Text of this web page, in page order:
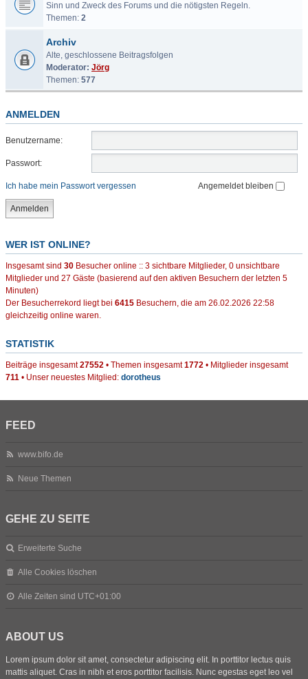
Sinn und Zweck des Forums und die nötigsten Regeln.
Themen: 2
Archiv
Alte, geschlossene Beitragsfolgen
Moderator: Jörg
Themen: 577
ANMELDEN
Benutzername:
Passwort:
Ich habe mein Passwort vergessen Angemeldet bleiben
WER IST ONLINE?
Insgesamt sind 30 Besucher online :: 3 sichtbare Mitglieder, 0 unsichtbare
Mitglieder und 27 Gäste (basierend auf den aktiven Besuchern der letzten 5
Minuten)
Der Besucherrekord liegt bei 6415 Besuchern, die am 26.02.2026 22:58
gleichzeitig online waren.
STATISTIK
Beiträge insgesamt27552 • Themen insgesamt1772 • Mitglieder insgesamt
711 • Unser neuestes Mitglied: dorotheus
FEED
www.bifo.de
Neue Themen
GEHE ZU SEITE
Erweiterte Suche
Alle Cookies löschen
Alle Zeiten sind UTC+01:00
ABOUT US
Lorem ipsum dolor sit amet, consectetur adipiscing elit. In porttitor lectus quis
mattis aliquet. Cras in nibh et eros porttitor facilisis. Nunc egestas eget leo vel